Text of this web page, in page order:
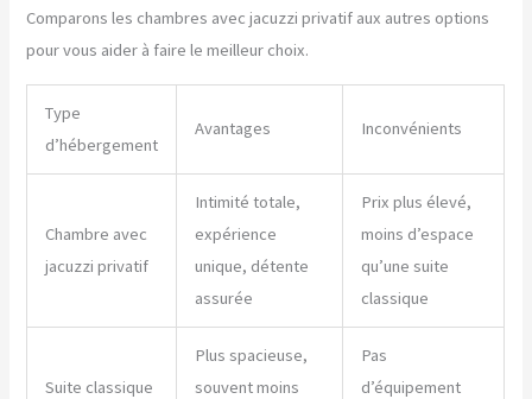
Comparons les chambres avec jacuzzi privatif aux autres options
pour vous aider à faire le meilleur choix.
Type
d’hébergement
Avantages Inconvénients
Chambre avec
jacuzzi privatif
Intimité totale,
expérience
unique, détente
assurée
Prix plus élevé,
moins d’espace
qu’une suite
classique
Suite classique
Plus spacieuse,
souvent moins
Pas
d’équipement